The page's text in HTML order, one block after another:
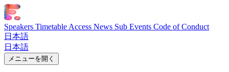
Speakers Timetable Access News Sub Events Code of Conduct
日本語
日本語
メニューを開く